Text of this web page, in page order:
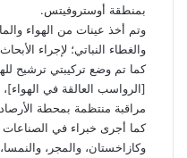
بمنطقة أوستروفيتس.
وتم أخذ عينات من الهواء
والغطاء النباتي؛ لإجراء
كما تم وضع تركيبتي ترشيح
[الرواسب العالقة في
مراقبة منتظمة بمحطة الأرصاد
وكازاخستان، والمجر، والنمسا،